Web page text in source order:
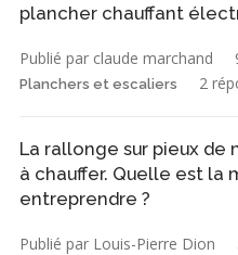
plancher chauffant
Publié par claude marchand
Planchers et escaliers 2
La rallonge sur pieux de
à chauffer. Quelle est la
entreprendre ?
Publié par Louis-Pierre Dion